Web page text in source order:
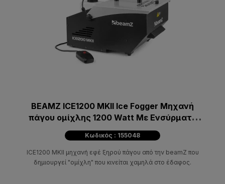
BEAMZ ICE1200 MKII Ice Fogger Μηχανή
πάγου ομίχλης 1200 Watt Με Ενσύρματο
Χειριστήριο
Κωδικός : 155048
ICE1200 MKII μηχανή εφέ ξηρού πάγου από την beamZ που
δημιουργεί "ομίχλη" που κινείται χαμηλά στο έδαφος.